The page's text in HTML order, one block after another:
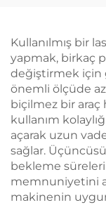
Kullanılmış bir
yapmak, birkaç
değiştirmek için
önemli ölçüde
biçilmez bir araç
kullanım
açarak uzun
sağlar.
bekleme
memnuniyetini
makinenin